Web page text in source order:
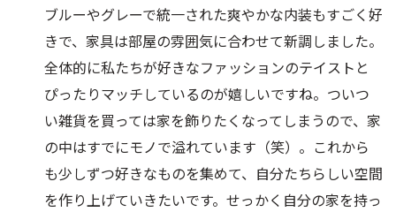
ブルーやグレーで統一された爽やかな内装もすごく好
きで、家具は部屋の雰囲気に合わせて新調しました。
全体的に私たちが好きなファッションのテイストと
ぴったりマッチしているのが嬉しいですね。ついつ
い雑貨を買っては家を飾りたくなってしまうので、家
の中はすでにモノで溢れています（笑）。これから
も少しずつ好きなものを集めて、自分たちらしい空間
を作り上げていきたいです。せっかく自分の家を持っ